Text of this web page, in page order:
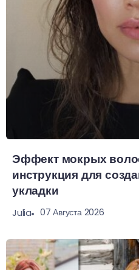
Эффект мокрых
инструкция для
укладки
Julia 07 Августа 2026